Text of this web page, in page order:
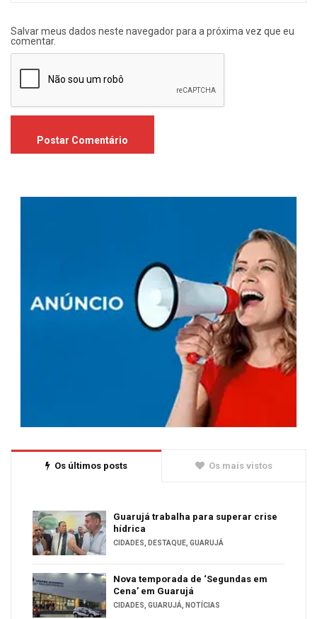
Salvar meus dados neste navegador para a próxima vez que eu
comentar.
Os últimos posts Os mais vistos
Guarujá trabalha para superar crise
hídrica
CIDADES DESTAQUE GUARUJÁ
Nova temporada de ‘Segundas em
Cena’ em Guarujá
CIDADES GUARUJÁ NOTÍCIAS